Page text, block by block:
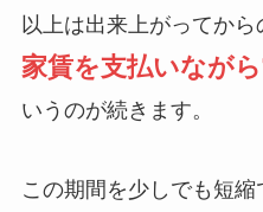
以上は出来上がってから
家賃を支払いなが
いうのが続きます。
この期間を少しでも短